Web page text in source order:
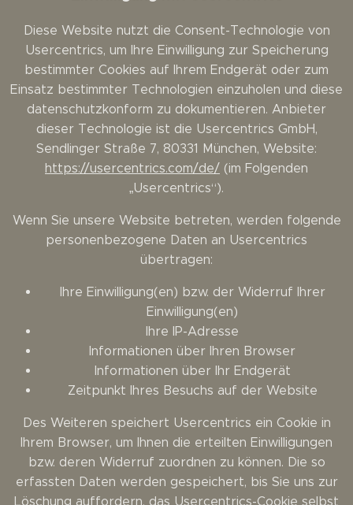
Diese Website nutzt die Consent-Technologie von
Usercentrics, um Ihre Einwilligung zur Speicherung
bestimmter Cookies auf Ihrem Endgerät oder zum
Einsatz bestimmter Technologien einzuholen und diese
datenschutzkonform zu dokumentieren. Anbieter
dieser Technologie ist die Usercentrics GmbH,
Sendlinger Straße 7, 80331 München, Website:
https://usercentrics.com/de/ (im Folgenden
„Usercentrics“).
Wenn Sie unsere Website betreten, werden folgende
personenbezogene Daten an Usercentrics
übertragen:
Ihre Einwilligung(en) bzw. der Widerruf Ihrer
Einwilligung(en)
Ihre IP-Adresse
Informationen über Ihren Browser
Informationen über Ihr Endgerät
Zeitpunkt Ihres Besuchs auf der Website
Des Weiteren speichert Usercentrics ein Cookie in
Ihrem Browser, um Ihnen die erteilten Einwilligungen
bzw. deren Widerruf zuordnen zu können. Die so
erfassten Daten werden gespeichert, bis Sie uns zur
Löschung auffordern, das Usercentrics-Cookie selbst